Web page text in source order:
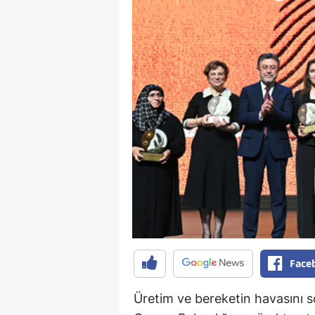
Üretim ve bereketin havasını